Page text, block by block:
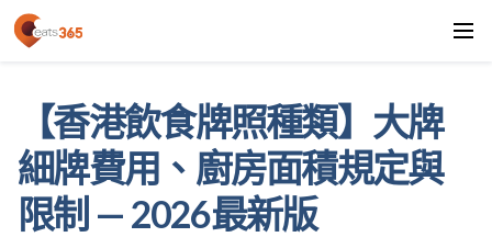
【香港飲食牌照種類】大牌
細牌費用、廚房面積規定與
限制 — 2026最新版